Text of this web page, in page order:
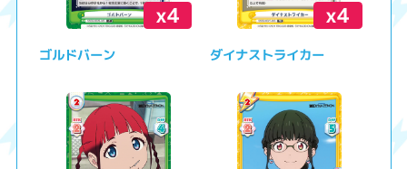
x4
ゴルドバーン
x4
ダイナストライカー